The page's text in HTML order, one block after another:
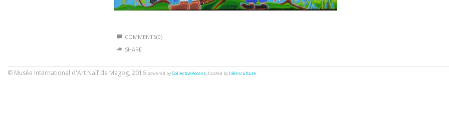
COMMENTS(0)
SHARE
© Musée International d'Art Naïf de Magog, 2016 powered byCollectiveAccess, hosted by Idéesculture